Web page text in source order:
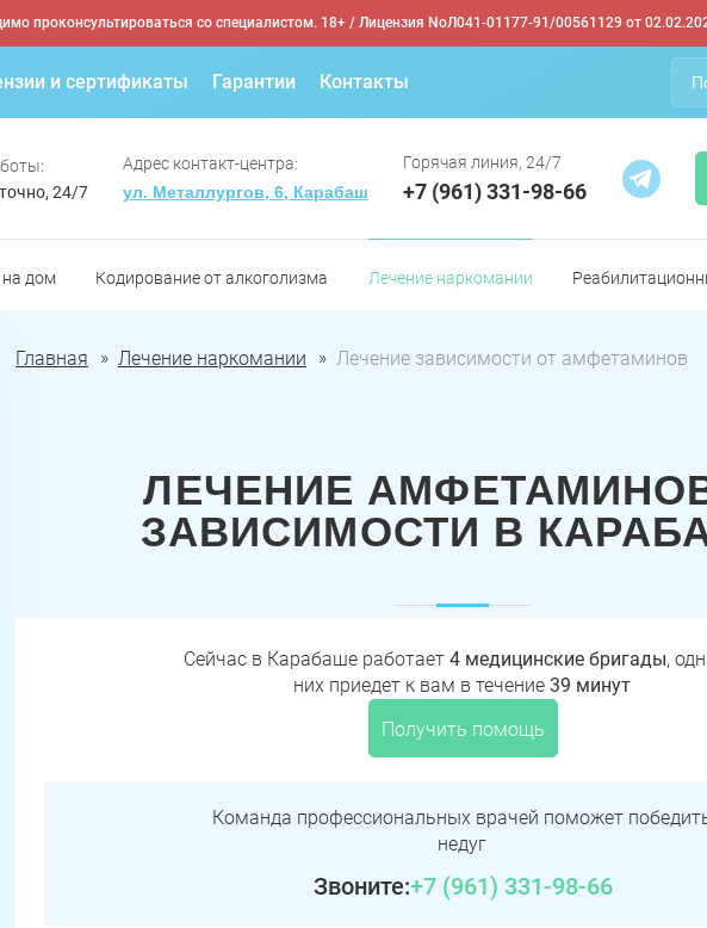
проконсультироваться со специалистом. 18+ / Лицензия NoЛ041-01177-91/00561129 от
и сертификаты Гарантии Контакты
24/7
Адрес контакт-центра:
ул. Металлургов, 6, Карабаш
Горячая линия, 24/7
+7 (961) 331-98-66
дом Кодирование от алкоголизма Лечение наркомании
Главная Лечение наркомании Лечение зависимости от амфетаминов
ЛЕЧЕНИЕ
ЗАВИСИМОСТИ В
Сейчас в Карабаше работает 4 медицинские бригады,
них приедет к вам в течение39 минут
Получить помощь
Команда профессиональных врачей поможет
недуг
Звоните:+7 (961) 331-98-66